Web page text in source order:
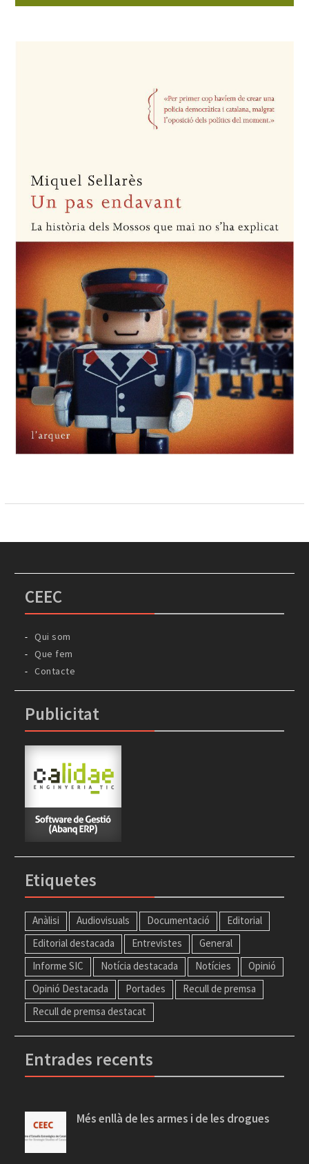
CEEC
Qui som
Que fem
Contacte
Publicitat
Etiquetes
Anàlisi Audiovisuals Documentació
Editorial
Editorial destacada
Entrevistes
General
Informe SIC
Notícia destacada Notícies
Opinió
Opinió Destacada
Portades
Recull de premsa
Recull de premsa destacat
Entrades recents
Més enllà de les armes i de les drogues